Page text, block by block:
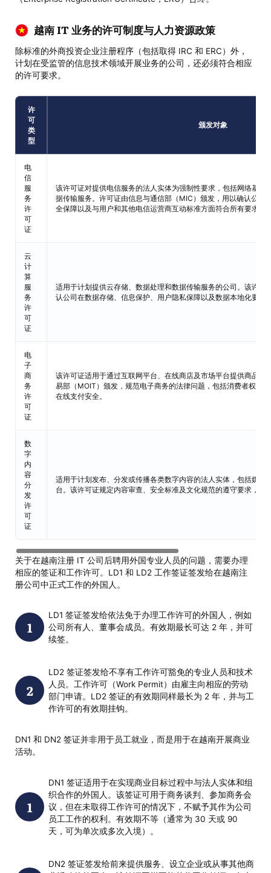
越南 IT 业务的许可制度与人力资源政策
除标准的外商投资企业注册程序（包括取得 IRC 和 ERC）外，
计划在受监管的信息技术领域开展业务的公司，还必须符合相应
的许可要求。
许
可
类
型
颁发对象
电
信
服
务
许
可
证
该许可证对提供电信服务的法人实体为强制性要求，包括网络基础
据传输服务。许可证由信息与通信部（MIC）颁发，用以确认公司
全保障以及与用户和其他电信运营商互动标准方面符合所有要求。
云
计
算
服
务
许
可
证
适用于计划提供云存储、数据处理和数据传输服务的公司。该许可
认公司在数据存储、信息保护、用户隐私保障以及数据本地化要求
电
子
商
务
许
可
证
该许可证适用于通过互联网平台、在线商店及市场平台提供商品和
易部（MOIT）颁发，规范电子商务的法律问题，包括消费者权益
在线支付安全。
数
字
内
容
分
发
许
可
证
适用于计划发布、分发或传播各类数字内容的法人实体，包括媒体
台。该许可证规定内容审查、安全标准及文化规范的遵守要求，并
关于在越南注册 IT 公司后聘用外国专业人员的问题，需要办理
相应的签证和工作许可。LD1 和 LD2 工作签证签发给在越南注
册公司中正式工作的外国人。
LD1 签证签发给依法免于办理工作许可的外国人，例如
公司所有人、董事会成员。有效期最长可达 2 年，并可
续签。
LD2 签证签发给不享有工作许可豁免的专业人员和技术
人员。工作许可（Work Permit）由雇主向相应的劳动
部门申请。LD2 签证的有效期同样最长为 2 年，并与工
作许可的有效期挂钩。
DN1 和 DN2 签证并非用于员工就业，而是用于在越南开展商业
活动。
DN1 签证适用于在实现商业目标过程中与法人实体和组
织合作的外国人。该签证可用于商务谈判、参加商务会
议，但在未取得工作许可的情况下，不赋予其作为公司
员工工作的权利。有效期不等（通常为 30 天或 90
天，可为单次或多次入境）。
DN2 签证签发给前来提供服务、设立企业或从事其他商